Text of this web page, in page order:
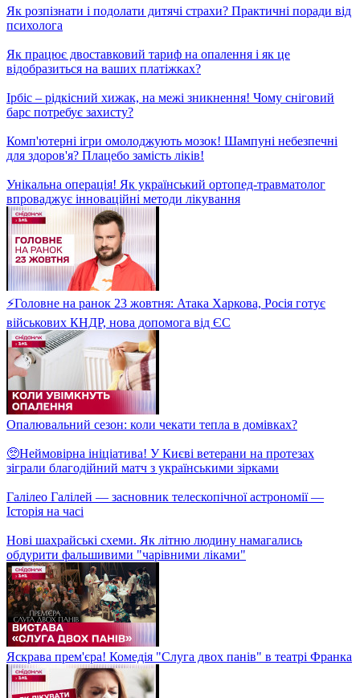
підприємець зберігає рідкісні фруктові дерева?
Жорсткий контроль! Чи варто суворо перевіряти домашню
роботу своїх дітей?
⚡Головне на ранок 30 жовтня: Нічний обстріл Росії, тисяча
гривень для всіх українців
справжнє ЧУДО в місті!
Легенда конструктивізму! Чим унікальна будівля харківського
Держпрому?
Кардинальні зміни на Вокзальній площі: як кияни
пристосовуються до нової схеми руху?